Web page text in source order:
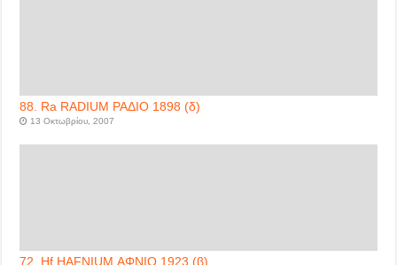
88. Ra RADIUM ΡΑΔΙΟ 1898 (δ)
13 Οκτωβρίου, 2007
72. Hf HAFNIUM ΑΦΝΙΟ 1923 (β)